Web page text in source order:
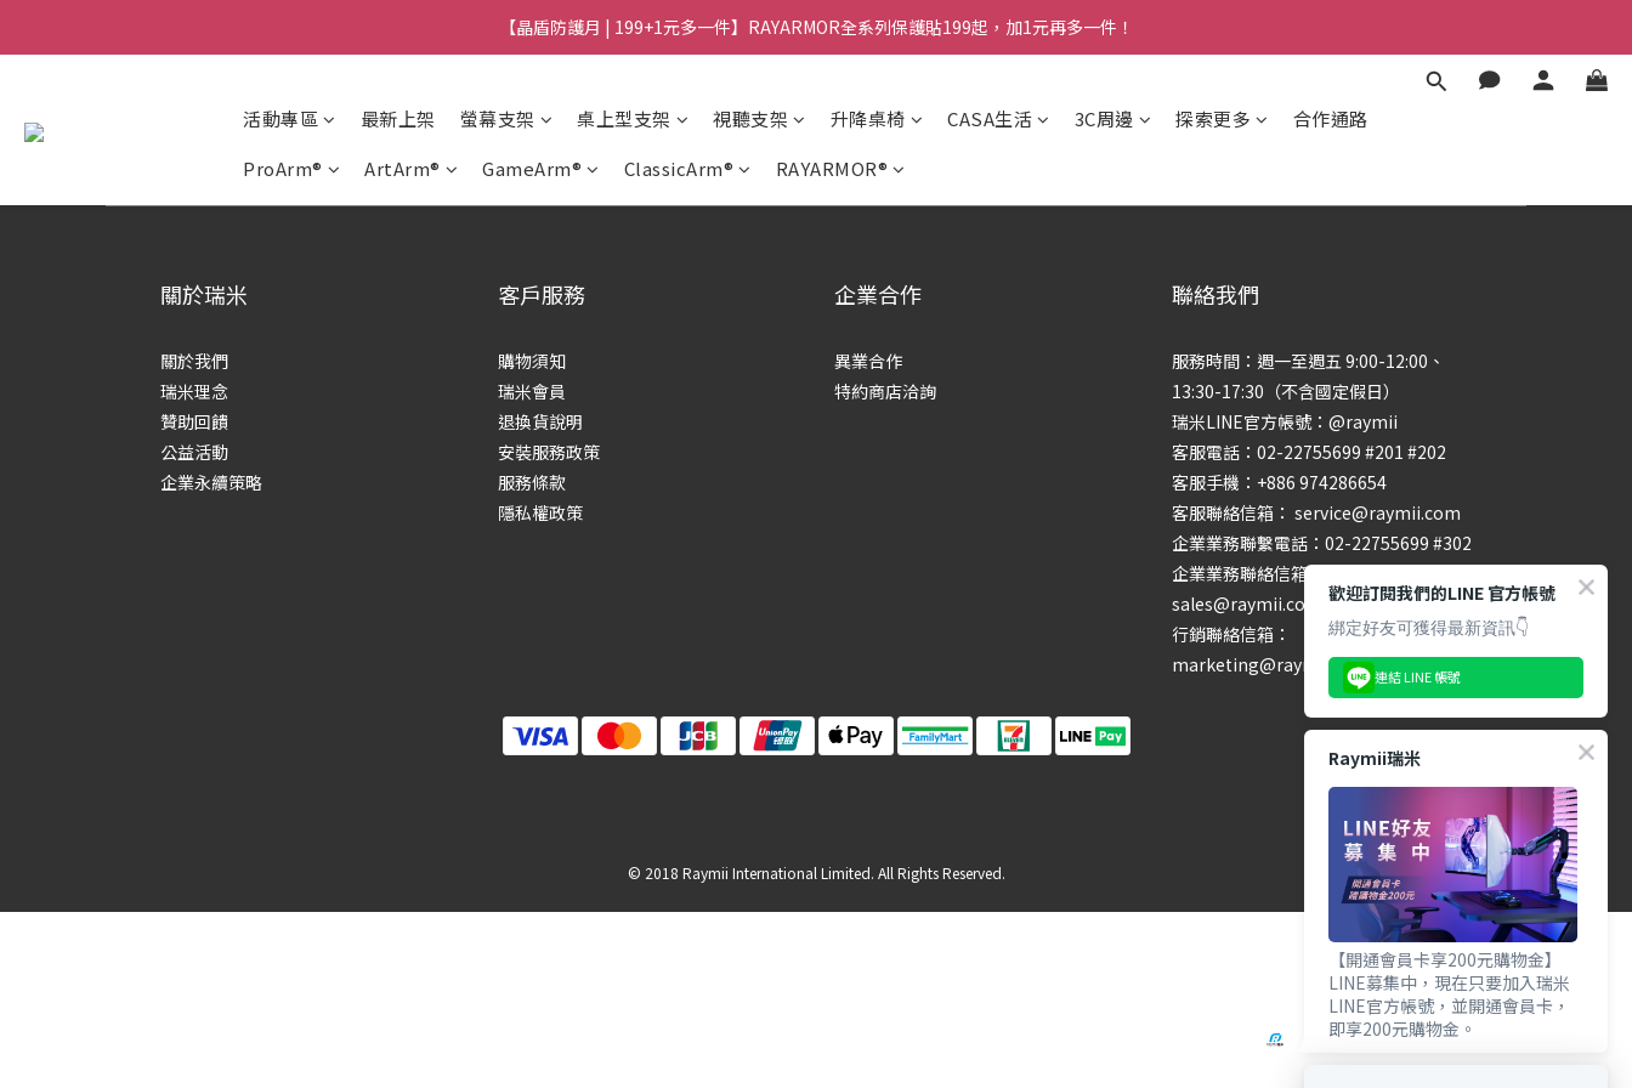
【晶盾防護月 | 199+1元多一件】RAYARMOR全系列保護貼199起，加1元再多一件！
活動專區 最新上架 螢幕支架 桌上型支架 視聽支架 升降桌椅 CASA生活 3C周邊 探索更多
合作通路
ProArm®
ArtArm® GameArm® ClassicArm® RAYARMOR®
關於瑞米
關於我們
瑞米理念
贊助回饋
公益活動
企業永續策略
客戶服務
購物須知
瑞米會員
退換貨說明
安裝服務政策
服務條款
隱私權政策
企業合作
異業合作
特約商店洽詢
聯絡我們
服務時間：週一至週五 9:00-12:00、
13:30-17:30（不含國定假日）
瑞米LINE官方帳號：@raymii
客服電話：02-22755699 #201 #202
客服手機：+886 974286654
客服聯絡信箱： service@raymii.com
企業業務聯繫電話：02-22755699 #302
企業業務聯絡信箱：
sales@raymii.com
行銷聯絡信箱：
marketing@raymii.com
© 2018 Raymii International Limited. All Rights Reserved.
歡迎訂閱我們的LINE 官方帳號
綁定好友可獲得最新資訊👇
連結 LINE 帳號
Raymii瑞米
【開通會員卡享200元購物金】
LINE募集中，現在只要加入瑞米
LINE官方帳號，並開通會員卡，
即享200元購物金。